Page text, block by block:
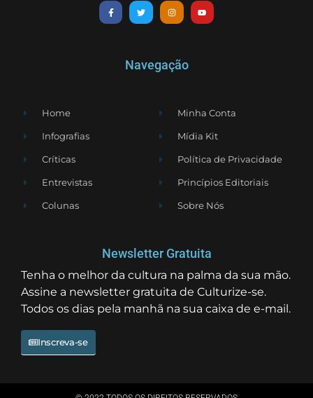
Navegação
Home
Infografias
Críticas
Entrevistas
Colunas
Minha Conta
Mídia Kit
Política de Privacidade
Princípios Editoriais
Sobre Nós
Newsletter Gratuita
Tenha o melhor da cultura na palma da sua mão.
Assine a newsletter gratuita de Culturize-se.
Todos os dias pela manhã na sua caixa de e-mail.
Inscreva-se